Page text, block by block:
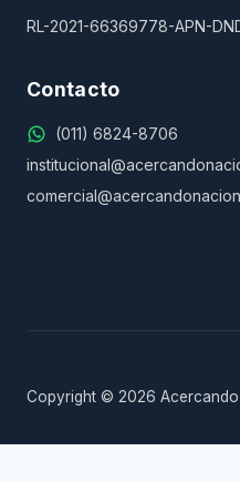
RL-2021-66369778-APN-
Contacto
(011) 6824-8706
Copyright © 2026 Acercando